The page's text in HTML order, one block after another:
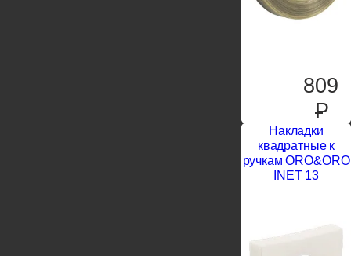
809
P
Накладки
квадратные к
ручкам ORO&ORO
INET 13